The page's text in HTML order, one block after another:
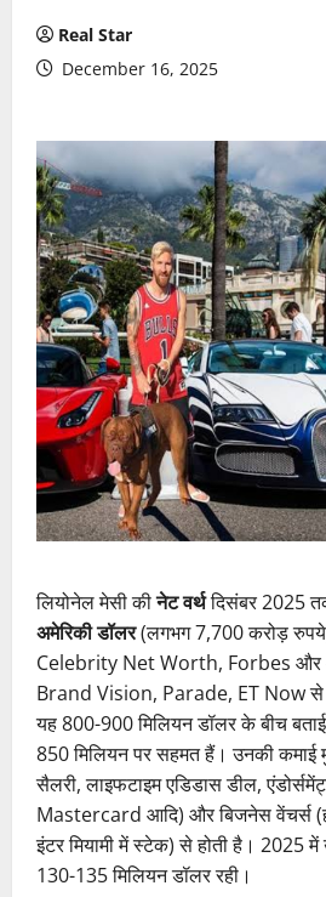
Real Star
December 16, 2025
लियोनेल मेसी कीनेट वर्थदिसंबर 2025
अमेरिकी डॉलर(लगभग 7,700 करोड़
Celebrity Net Worth, Forbes और
Brand Vision, Parade, ET Now से
यह 800-900 मिलियन डॉलर के बीच
850 मिलियन पर सहमत हैं। उनकी कमाई
सैलरी, लाइफटाइम एडिडास डील,
Mastercard आदि) और बिजनेस वेंचर्स
इंटर मियामी में स्टेक) से होती है। 2025 में
130-135 मिलियन डॉलर रही।